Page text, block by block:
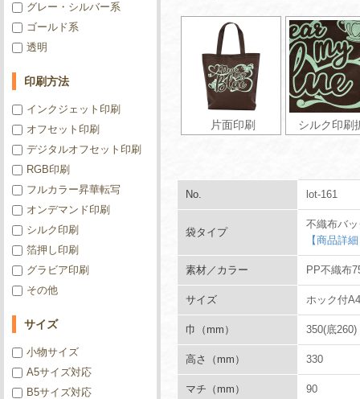
片面印刷 シルク印刷
No. lot-161
袋タイプ
不織布バ
【商品詳
素材／カラー PP不織布
サイズ ホック付
巾（mm） 350(底260)
高さ（mm） 330
マチ（mm） 90
グレー・シルバー系
ゴールド系
透明
印刷方法
インクジェット印刷
オフセット印刷
デジタルオフセット印刷
RGB印刷
フルカラー昇華転写
オンデマンド印刷
シルク印刷
箔押し印刷
グラビア印刷
その他
サイズ
小物サイズ
A5サイズ対応
B5サイズ対応